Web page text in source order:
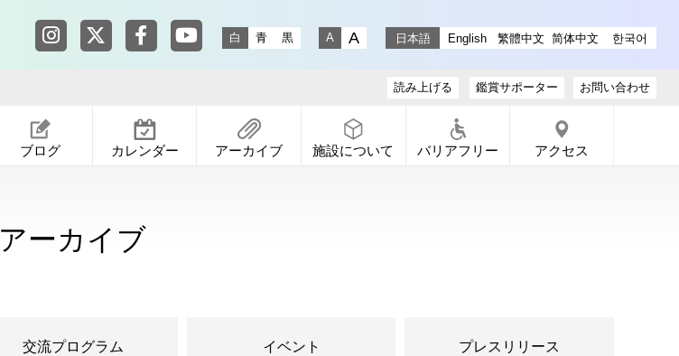
東京都渋谷公園通りギャラリー instagram
東京都渋谷公園通りギャラリー X
東京都渋谷公園通りギャラリー Facebook
東京都渋谷公園通りギャラリー YouTube
白 青
黒
日本語 English 繁體中文 简体中文 한국어
鑑賞サポーター お問い合わせ
ブログ カレンダー アーカイブ 施設について バリアフリー アクセス
読み上げる
アーカイブ
交流プログラム イベント プレスリリース